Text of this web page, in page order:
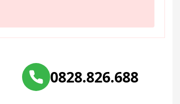
0828.826.688